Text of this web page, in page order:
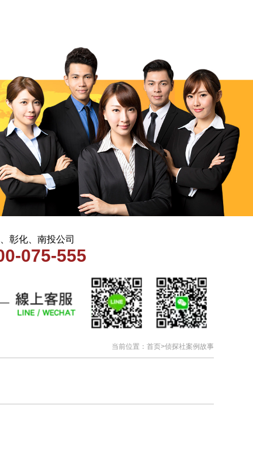
当前位置： 首页>侦探社案例故事
彰化、南投公司
075-555